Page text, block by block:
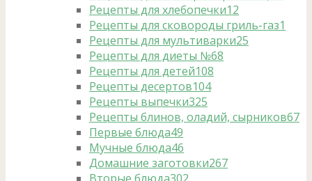
Рецепты для хлебопечки12
Рецепты для сковороды гриль-газ1
Рецепты для мультиварки25
Рецепты для диеты №68
Рецепты для детей108
Рецепты десертов104
Рецепты выпечки325
Рецепты блинов, оладий, сырников67
Первые блюда49
Мучные блюда46
Домашние заготовки267